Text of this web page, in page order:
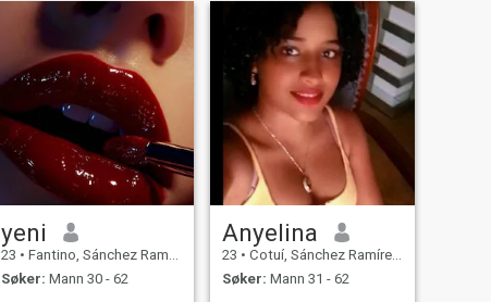
yeni
23 • Fantino, Sánchez Ramírez, Den Dominikanske Rep.
Søker: Mann 30 - 62
Anyelina
23 • Cotuí, Sánchez Ramírez, Den Dominikanske Rep.
Søker: Mann 31 - 62